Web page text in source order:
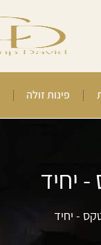
פינות זולה
יחיד
- יחיד